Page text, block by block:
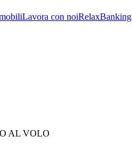
Lavora con noiRelaxBanking
AL VOLO